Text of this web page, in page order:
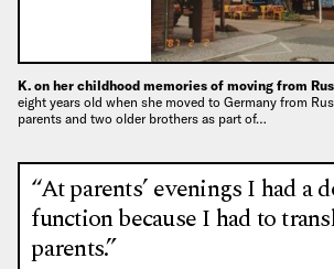
K. on her childhood memories of moving from
eight years old when she moved to Germany from
parents and two older brothers as part of…
“At parents’ evenings I had a
function because I had to
parents.”